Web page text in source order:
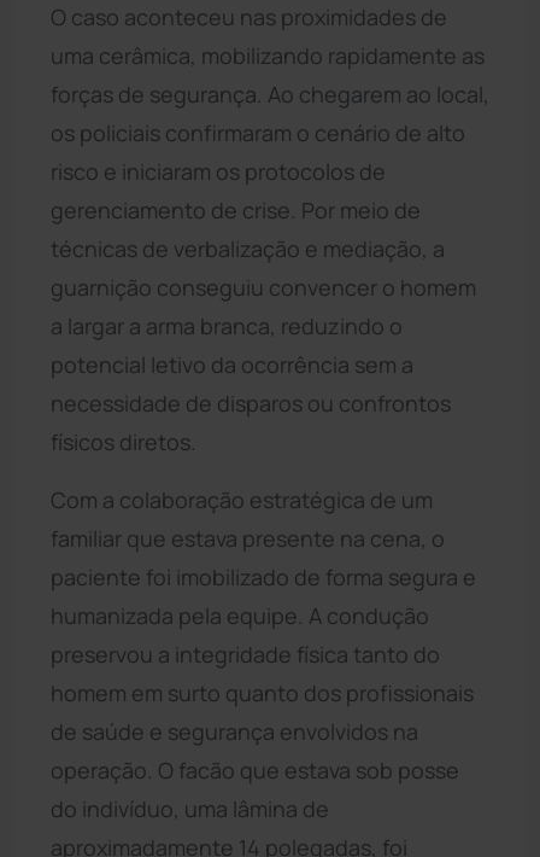
O caso aconteceu nas proximidades de
uma cerâmica, mobilizando rapidamente as
forças de segurança. Ao chegarem ao local,
os policiais confirmaram o cenário de alto
risco e iniciaram os protocolos de
gerenciamento de crise. Por meio de
técnicas de verbalização e mediação, a
guarnição conseguiu convencer o homem
a largar a arma branca, reduzindo o
potencial letivo da ocorrência sem a
necessidade de disparos ou confrontos
físicos diretos.
Com a colaboração estratégica de um
familiar que estava presente na cena, o
paciente foi imobilizado de forma segura e
humanizada pela equipe. A condução
preservou a integridade física tanto do
homem em surto quanto dos profissionais
de saúde e segurança envolvidos na
operação. O facão que estava sob posse
do indivíduo, uma lâmina de
aproximadamente 14 polegadas, foi